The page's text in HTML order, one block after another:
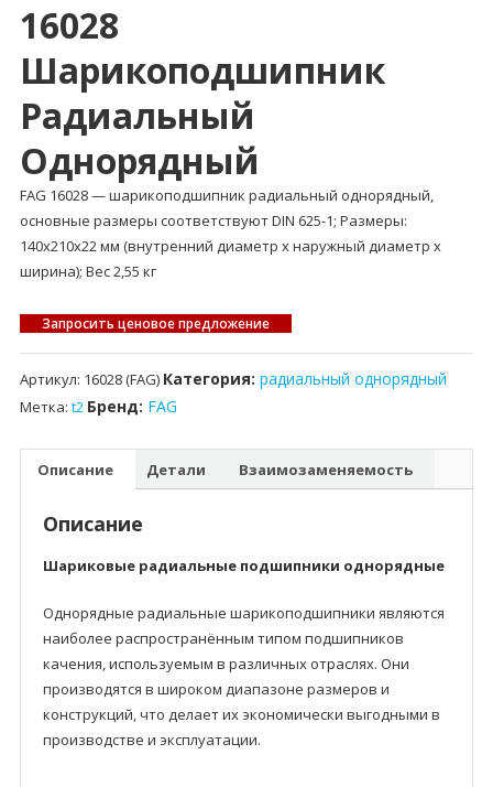
16028
Шарикоподшипник
Радиальный
Однорядный
FAG 16028 — шарикоподшипник радиальный однорядный,
основные размеры соответствуют DIN 625-1; Размеры:
140x210x22 мм (внутренний диаметр x наружный диаметр x
ширина); Вес 2,55 кг
Запросить ценовое предложение
Артикул: 16028 (FAG) Категория: радиальный однорядный
Метка: t2 Бренд: FAG
Описание Детали Взаимозаменяемость
Описание
Шариковые радиальные подшипники однорядные
Однорядные радиальные шарикоподшипники являются
наиболее распространённым типом подшипников
качения, используемым в различных отраслях. Они
производятся в широком диапазоне размеров и
конструкций, что делает их экономически выгодными в
производстве и эксплуатации.